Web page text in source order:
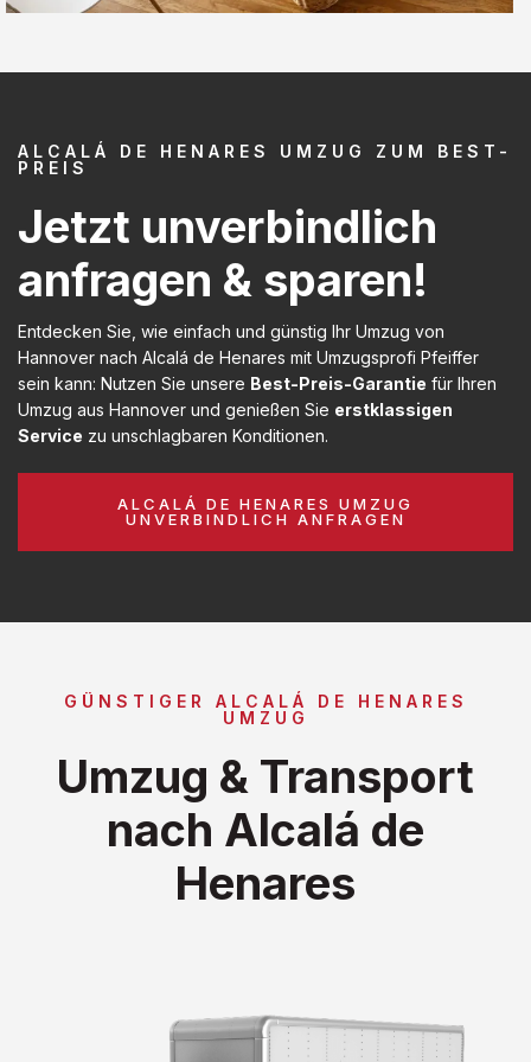
ALCALÁ DE HENARES UMZUG ZUM BEST-
PREIS
Jetzt unverbindlich
anfragen & sparen!
Entdecken Sie, wie einfach und günstig Ihr Umzug von
Hannover nach Alcalá de Henares mit Umzugsprofi Pfeiffer
sein kann: Nutzen Sie unsere Best-Preis-Garantie für Ihren
Umzug aus Hannover und genießen Sie erstklassigen
Service zu unschlagbaren Konditionen.
ALCALÁ DE HENARES UMZUG
UNVERBINDLICH ANFRAGEN
GÜNSTIGER ALCALÁ DE HENARES
UMZUG
Umzug & Transport
nach Alcalá de
Henares